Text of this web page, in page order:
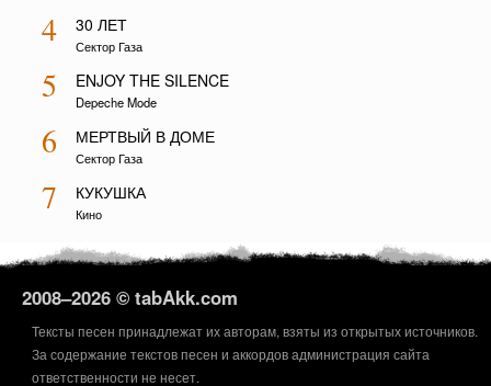
4 30 ЛЕТ
Сектор Газа
5 ENJOY THE SILENCE
Depeche Mode
6 МЕРТВЫЙ В ДОМЕ
Сектор Газа
7 КУКУШКА
Кино
2008–2026 © tabAkk.com
Тексты песен принадлежат их авторам, взяты из открытых источников.
За содержание текстов песен и аккордов администрация сайта
ответственности не несет.